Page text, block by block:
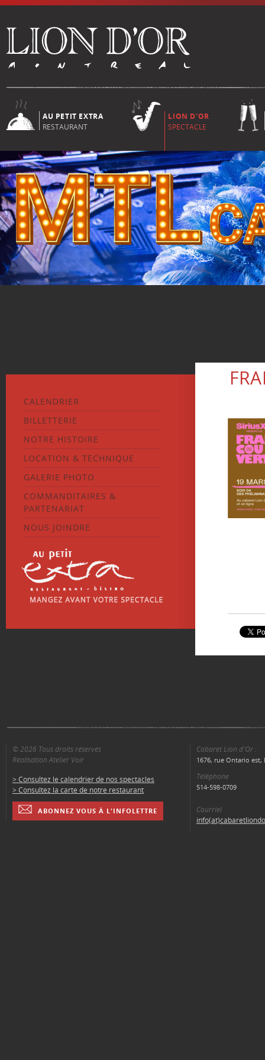
AU PETIT EXTRA
RESTAURANT
LION D'OR
SPECTACLE
CALENDRIER
BILLETTERIE
NOTRE HISTOIRE
LOCATION & TECHNIQUE
GALERIE PHOTO
COMMANDITAIRES &
PARTENARIAT
NOUS JOINDRE
© 2026 Tous droits réservés
Réalisation Atelier Voir
> Consultez le calendrier de nos spectacles
> Consultez la carte de notre restaurant
ABONNEZ VOUS À L'INFOLETTRE
Cabaret Lion d'Or :
1676, rue Ontario est,
Téléphone
514-598-0709
Courriel